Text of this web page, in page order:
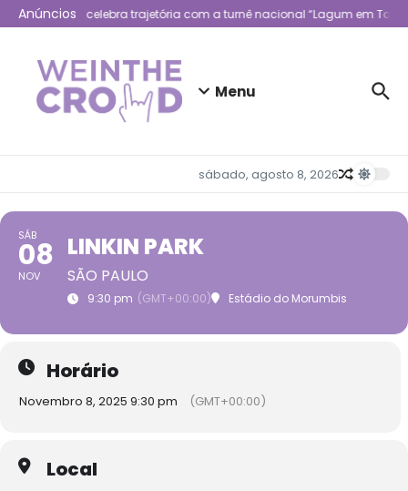
Ir para o conteúdo
Anúncios
Lagum celebra trajetória com a turnê nacional “Lagum em Todo
Menu
sábado, agosto 8, 2026
SÁB
08
NOV
LINKIN PARK
SÃO PAULO
9:30 pm (GMT+00:00) Estádio do Morumbis
Horário
Novembro 8, 2025 9:30 pm (GMT+00:00)
Local